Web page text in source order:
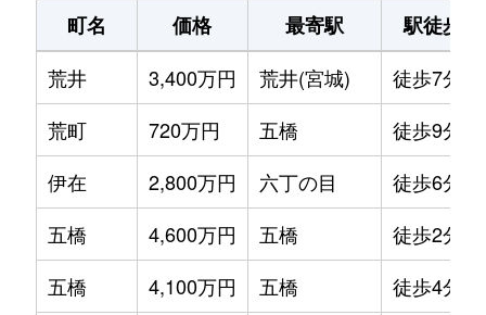
町名 価格 最寄駅
駅徒歩
荒井
3,400万円 荒井(宮城)
徒歩7分
荒町
720万円 五橋
徒歩9分
伊在
2,800万円 六丁の目
徒歩6分
五橋
4,600万円 五橋
徒歩2分
五橋
4,100万円 五橋
徒歩4分